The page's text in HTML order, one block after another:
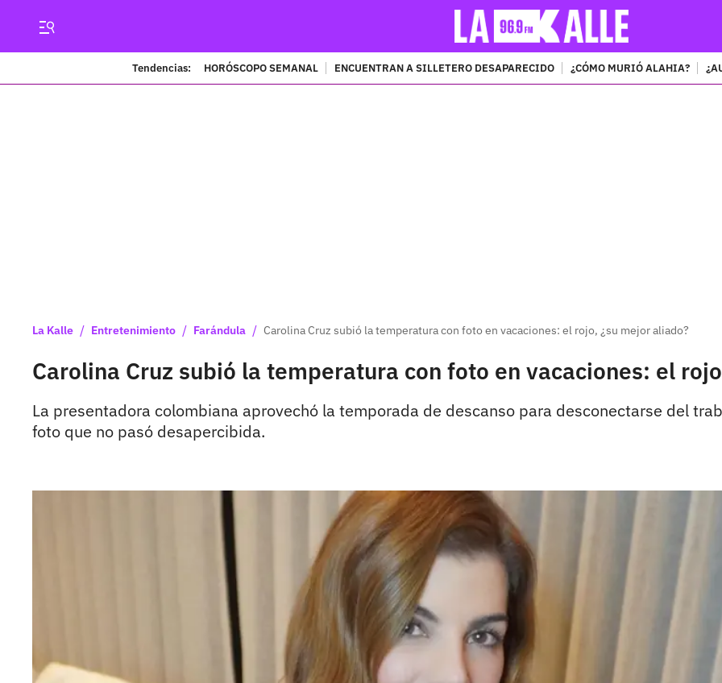
Tendencias: HORÓSCOPO SEMANAL ENCUENTRAN A SILLETERO DESAPARECIDO ¿CÓMO MURIÓ ALAHIA?
La Kalle / Entretenimiento / Farándula / Carolina Cruz subió la temperatura con foto en vacaciones: el rojo, ¿su mejor aliado?
Carolina Cruz subió la temperatura con foto en vacaciones: el
La presentadora colombiana aprovechó la temporada de descanso para desconectarse del
foto que no pasó desapercibida.